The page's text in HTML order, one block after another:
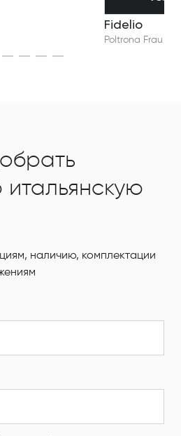
Fidelio
Poltrona Frau
наличию, комплектации